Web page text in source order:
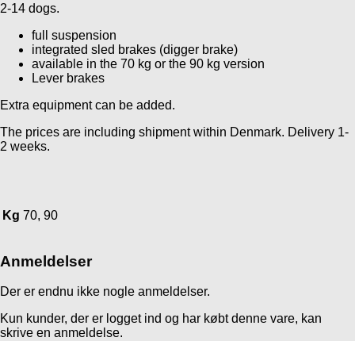
2-14 dogs.
full suspension
integrated sled brakes (digger brake)
available in the 70 kg or the 90 kg version
Lever brakes
Extra equipment can be added.
The prices are including shipment within Denmark. Delivery 1-
2 weeks.
Kg 70, 90
Anmeldelser
Der er endnu ikke nogle anmeldelser.
Kun kunder, der er logget ind og har købt denne vare, kan
skrive en anmeldelse.